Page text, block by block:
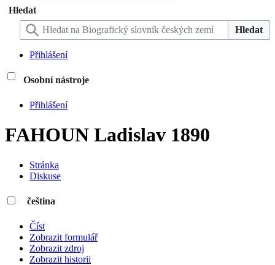
Hledat
Hledat
Přihlášení
Osobní nástroje
Přihlášení
FAHOUN Ladislav 1890
Stránka
Diskuse
čeština
Číst
Zobrazit formulář
Zobrazit zdroj
Zobrazit historii